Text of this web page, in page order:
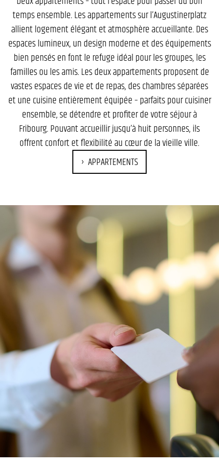
temps ensemble. Les appartements sur l’Augustinerplatz
allient logement élégant et atmosphère accueillante. Des
espaces lumineux, un design moderne et des équipements
bien pensés en font le refuge idéal pour les groupes, les
familles ou les amis. Les deux appartements proposent de
vastes espaces de vie et de repas, des chambres séparées
et une cuisine entièrement équipée – parfaits pour cuisiner
ensemble, se détendre et profiter de votre séjour à
Fribourg. Pouvant accueillir jusqu’à huit personnes, ils
offrent confort et flexibilité au cœur de la vieille ville.
APPARTEMENTS